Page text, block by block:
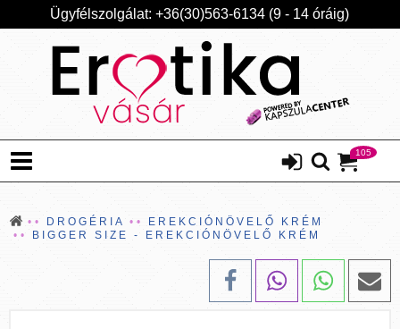
Ügyfélszolgálat: +36(30)563-6134 (9 - 14 óráig)
105
DROGÉRIA
EREKCIÓNÖVELŐ KRÉM
BIGGER SIZE - EREKCIÓNÖVELŐ KRÉM